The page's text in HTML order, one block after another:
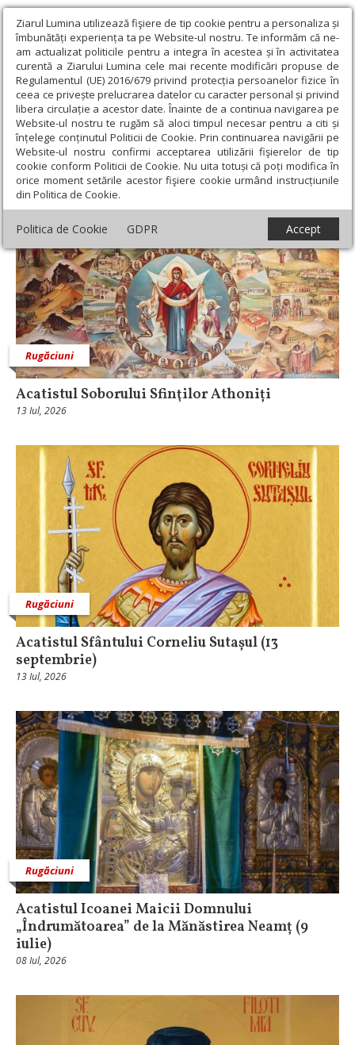
Ziarul Lumina utilizează fişiere de tip cookie pentru a personaliza și
îmbunătăți experiența ta pe Website-ul nostru. Te informăm că ne-
am actualizat politicile pentru a integra în acestea și în activitatea
curentă a Ziarului Lumina cele mai recente modificări propuse de
Regulamentul (UE) 2016/679 privind protecția persoanelor fizice în
ceea ce privește prelucrarea datelor cu caracter personal și privind
libera circulație a acestor date. Înainte de a continua navigarea pe
Website-ul nostru te rugăm să aloci timpul necesar pentru a citi și
înțelege conținutul Politicii de Cookie. Prin continuarea navigării pe
Website-ul nostru confirmi acceptarea utilizării fişierelor de tip
cookie conform Politicii de Cookie. Nu uita totuși că poți modifica în
orice moment setările acestor fişiere cookie urmând instrucțiunile
din Politica de Cookie.
Politica de Cookie GDPR Accept
Ziarul Lumina › Teologie și spiritualitate › Rugăciuni
Rugăciuni
Rugăciuni
Acatistul Soborului Sfinţilor Athoniți
13 Iul, 2026
Rugăciuni
Acatistul Sfântului Corneliu Sutașul (13
septembrie)
13 Iul, 2026
Rugăciuni
Acatistul Icoanei Maicii Domnului
„Îndrumătoarea” de la Mănăstirea Neamț (9
iulie)
08 Iul, 2026